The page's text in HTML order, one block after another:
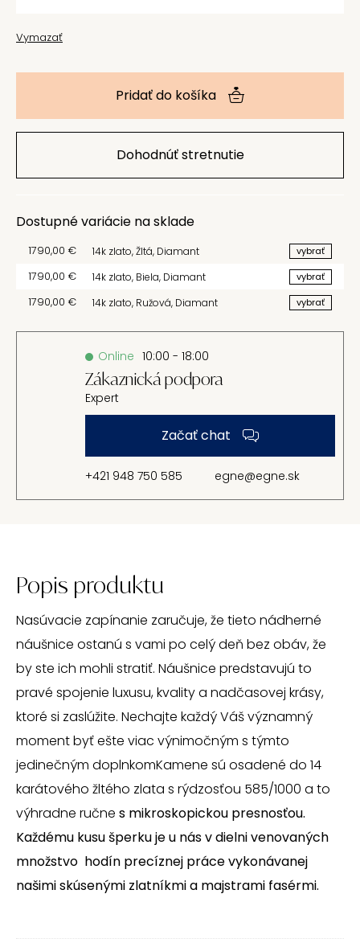
Vymazať
Pridať do košíka
Dohodnúť stretnutie
Dostupné variácie na sklade
1790,00 € 14k zlato,Žltá, Diamant vybrať
1790,00 € 14k zlato, Biela, Diamant vybrať
1790,00 € 14k zlato, Ružová, Diamant vybrať
Online 10:00 - 18:00
Zákaznická podpora
Expert
Začať chat
+421 948 750 585 egne@egne.sk
Popis produktu
Nasúvacie zapínanie zaručuje, že tieto nádherné
náušnice ostanú s vami po celý deň bez obáv, že
by ste ich mohli stratiť. Náušnice predstavujú to
pravé spojenie luxusu, kvality a nadčasovej krásy,
ktoré si zaslúžite. Nechajte každý Váš významný
moment byť ešte viac výnimočným s týmto
jedinečným doplnkomKamene sú osadené do 14
karátového žltého zlata s rýdzosťou 585/1000 a to
výhradne ručne s mikroskopickou presnosťou.
Každému kusu šperku je u nás v dielni venovaných
množstvo hodín precíznej práce vykonávanej
našimi skúsenými zlatníkmi a majstrami fasérmi.